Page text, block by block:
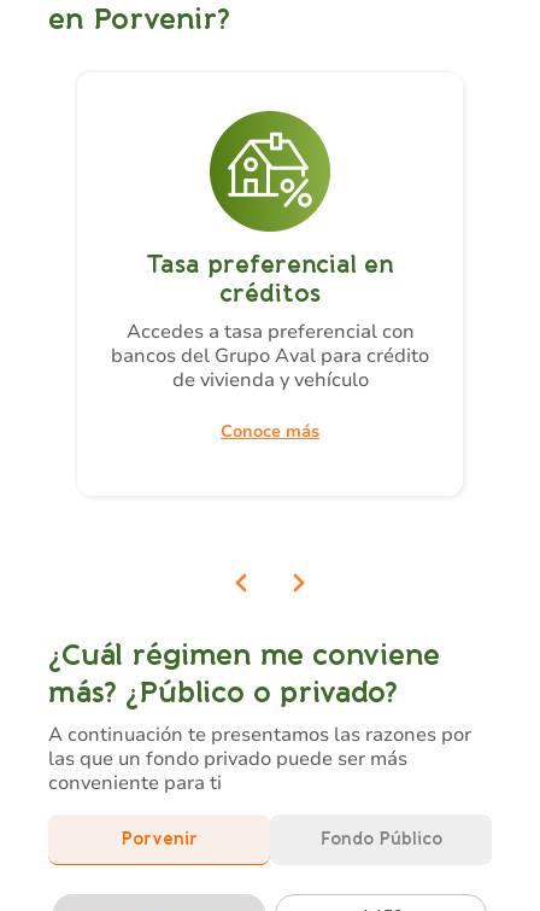
en Porvenir?
Tasa preferencial en
créditos
Accedes a tasa preferencial con
bancos del Grupo Aval para crédito
de vivienda y vehículo
Conoce más
¿Cuál régimen me conviene
más? ¿Público o privado?
A continuación te presentamos las razones por
las que un fondo privado puede ser más
conveniente para ti
Porvenir Fondo Público